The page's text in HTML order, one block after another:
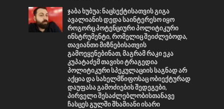
ჯაბა ხუბუა: ნაცსექტისათვის გიგა
ავალიანის დედა საინტერესო იყო
როგორც პოტენციური პოლიტიკური
ინსტრუმენტი, რომელიც შეიძლებოდა,
თავიანთი მიზნებისათვის
გამოეყენებინათ, მაგრამ რაკი ეკა
კუპატაძემ თავისი ტრაგედია
პოლიტიკური სპეკულაციის საგნად არ
აქცია და სახელმწიფოსაც ობიექტურად
დაუფასა გამოძიების შედეგები,
პირველი შესაძლებლობისთანავე
ჩასცეს გულში შხამიანი ისარი